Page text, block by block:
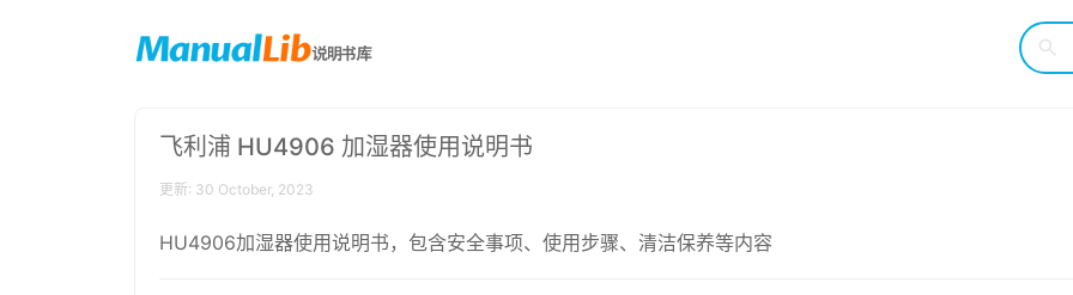
飞利浦 HU4906 加湿器使用说明书
更新: 30 October, 2023
HU4906加湿器使用说明书，包含安全事项、使用步骤、清洁保养等内容